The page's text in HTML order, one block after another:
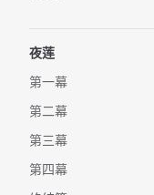
夜莲
第一幕
第二幕
第三幕
第四幕